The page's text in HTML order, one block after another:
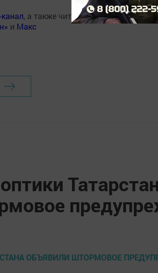
, а также читайте нас
и Макс